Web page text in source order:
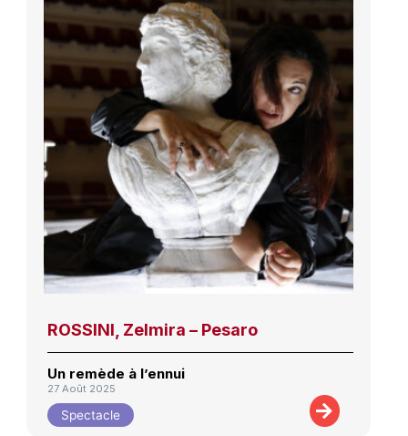
ROSSINI, Zelmira – Pesaro
Un remède à l’ennui
27 Août 2025
Spectacle